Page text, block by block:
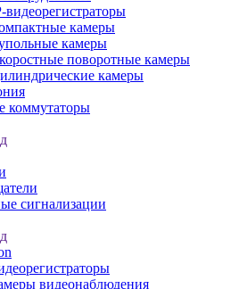
видеорегистраторы
камеры
камеры
поворотные камеры
камеры
коммутаторы
сигнализации
видеонаблюдения